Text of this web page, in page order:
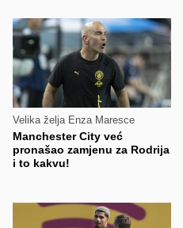
Velika želja Enza Maresce
Manchester City već
pronašao zamjenu za Rodrija
i to kakvu!